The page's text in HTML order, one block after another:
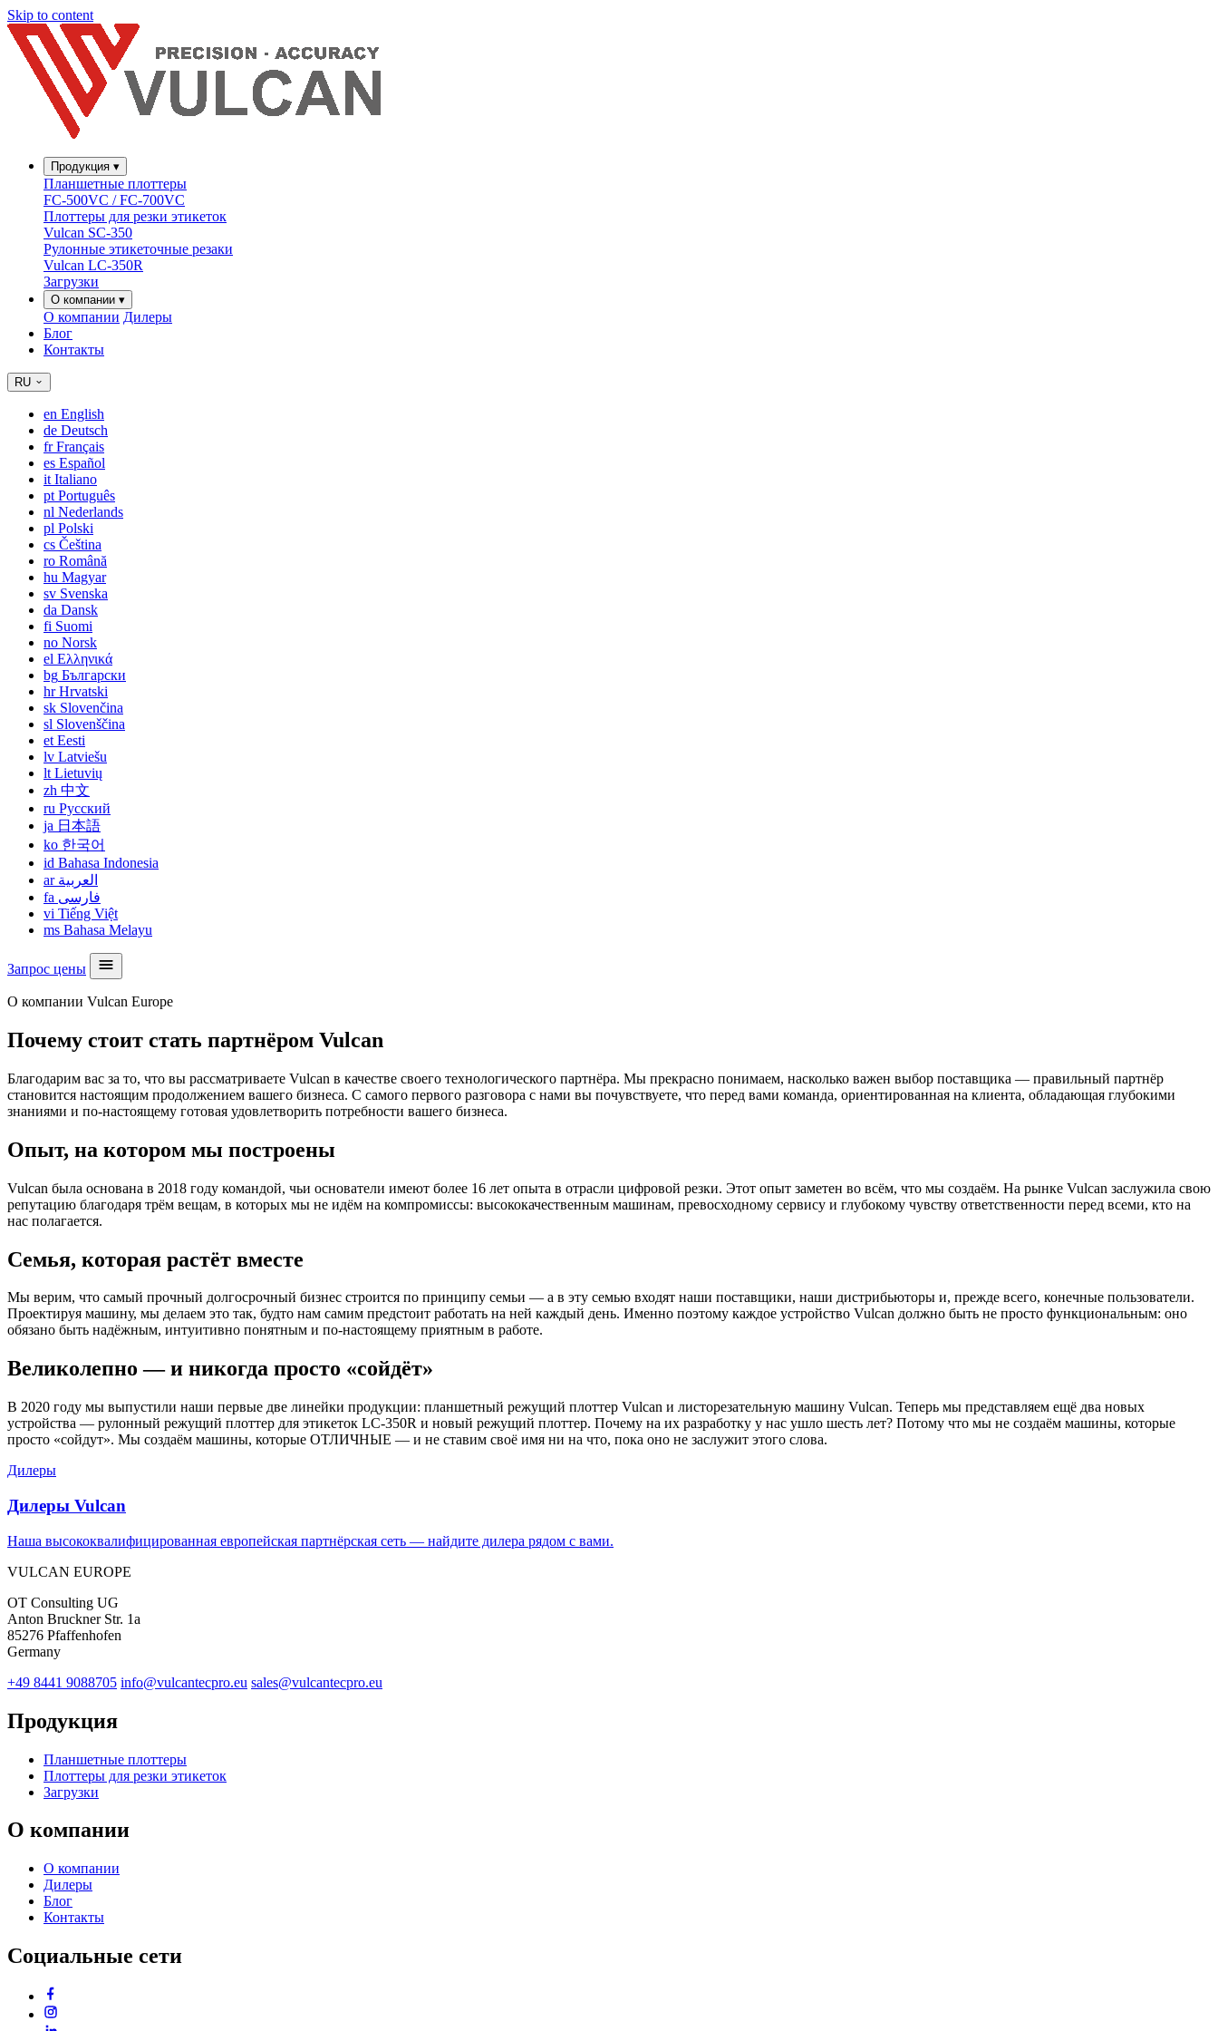
Skip to content
Продукция ▾
Планшетные плоттеры
FC-500VC / FC-700VC
Плоттеры для резки этикеток
Vulcan SC-350
Рулонные этикеточные резаки
Vulcan LC-350R
Загрузки
О компании ▾
О компании Дилеры
Блог
Контакты
RU
en English
de Deutsch
frFrançais
es Español
it Italiano
pt Português
nl Nederlands
pl Polski
cs Čeština
ro Română
hu Magyar
sv Svenska
da Dansk
fi Suomi
no Norsk
el Ελληνικά
bg Български
hrHrvatski
sk Slovenčina
sl Slovenščina
et Eesti
lv Latviešu
lt Lietuvių
zh 中文
ru Русский
ja 日本語
ko 한국어
id Bahasa Indonesia
ar العربية
fa فارسی
vi Tiếng Việt
ms Bahasa Melayu
Запрос цены
О компании Vulcan Europe
Почему стоит стать партнёром Vulcan
Благодарим вас за то, что вы рассматриваете Vulcan в качестве своего технологического партнёра. Мы прекрасно понимаем, насколько важен выбор поставщика — правильный партнёр
становится настоящим продолжением вашего бизнеса. С самого первого разговора с нами вы почувствуете, что перед вами команда, ориентированная на клиента, обладающая глубокими
знаниями и по-настоящему готовая удовлетворить потребности вашего бизнеса.
Опыт, на котором мы построены
Vulcan была основана в 2018 году командой, чьи основатели имеют более 16 лет опыта в отрасли цифровой резки. Этот опыт заметен во всём, что мы создаём. На рынке Vulcan заслужила свою
репутацию благодаря трём вещам, в которых мы не идём на компромиссы: высококачественным машинам, превосходному сервису и глубокому чувству ответственности перед всеми, кто на
нас полагается.
Семья, которая растёт вместе
Мы верим, что самый прочный долгосрочный бизнес строится по принципу семьи — а в эту семью входят наши поставщики, наши дистрибьюторы и, прежде всего, конечные пользователи.
Проектируя машину, мы делаем это так, будто нам самим предстоит работать на ней каждый день. Именно поэтому каждое устройство Vulcan должно быть не просто функциональным: оно
обязано быть надёжным, интуитивно понятным и по-настоящему приятным в работе.
Великолепно — и никогда просто «сойдёт»
В 2020 году мы выпустили наши первые две линейки продукции: планшетный режущий плоттер Vulcan и листорезательную машину Vulcan. Теперь мы представляем ещё два новых
устройства — рулонный режущий плоттер для этикеток LC-350R и новый режущий плоттер. Почему на их разработку у нас ушло шесть лет? Потому что мы не создаём машины, которые
просто «сойдут». Мы создаём машины, которые ОТЛИЧНЫЕ — и не ставим своё имя ни на что, пока оно не заслужит этого слова.
Дилеры
Дилеры Vulcan
Наша высококвалифицированная европейская партнёрская сеть — найдите дилера рядом с вами.
VULCAN EUROPE
OT Consulting UG
Anton Bruckner Str. 1a
85276 Pfaffenhofen
Germany
+49 8441 9088705 info@vulcantecpro.eu sales@vulcantecpro.eu
Продукция
Планшетные плоттеры
Плоттеры для резки этикеток
Загрузки
О компании
О компании
Дилеры
Блог
Контакты
Социальные сети